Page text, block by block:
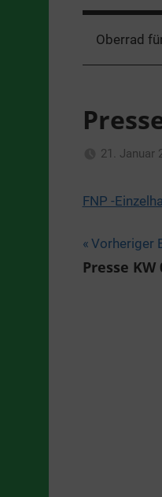
Oberrad
21. Januar
FNP -
Vorheriger
Presse KW